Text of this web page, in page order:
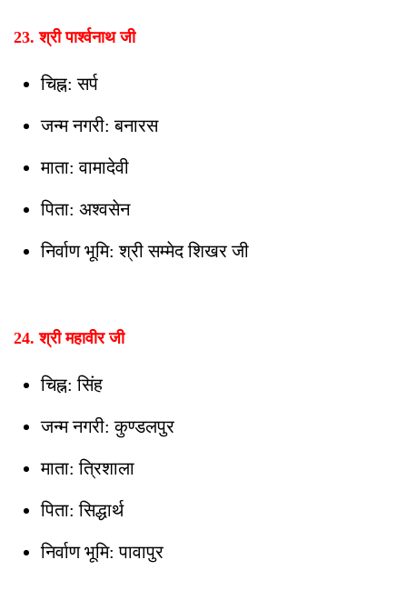
23. श्री पार्श्वनाथ जी
चिह्न: सर्प
जन्म नगरी: बनारस
माता: वामादेवी
पिता: अश्वसेन
निर्वाण भूमि: श्री सम्मेद शिखर जी
24. श्री महावीर जी
चिह्न: सिंह
जन्म नगरी: कुण्डलपुर
माता: त्रिशाला
पिता: सिद्धार्थ
निर्वाण भूमि: पावापुर